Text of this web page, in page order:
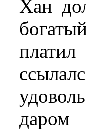
Хан